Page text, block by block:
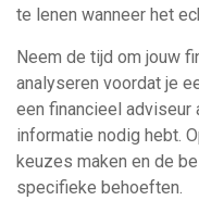
te lenen wanneer het
Neem de tijd om jouw
analyseren voordat je
een financieel
informatie nodig hebt.
keuzes maken en de
specifieke behoeften.